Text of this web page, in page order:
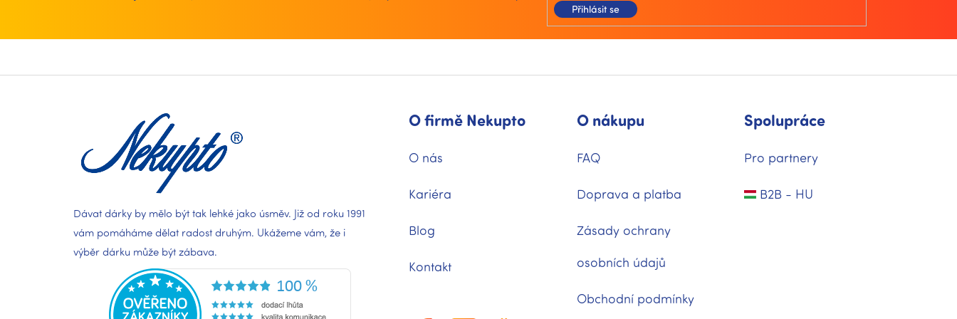
v
y
i
Přihlásit se
Z
p
Dávat dárky by mělo být tak lehké jako úsměv. Již od roku 1991
vám pomáháme dělat radost druhým. Ukážeme vám, že i
výběr dárku může být zábava.
O firmě Nekupto
O nás
Kariéra
Blog
Kontakt
O nákupu
FAQ
Doprava a platba
Zásady ochrany
osobních údajů
Obchodní podmínky
Spolupráce
Pro partnery
B2B - HU